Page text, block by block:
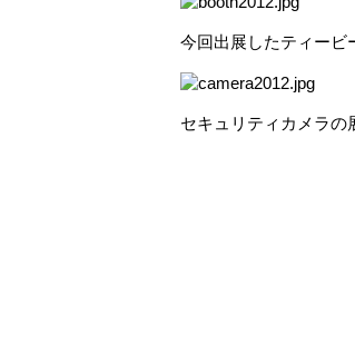
今回出展したティービ
セキュリティカメラの